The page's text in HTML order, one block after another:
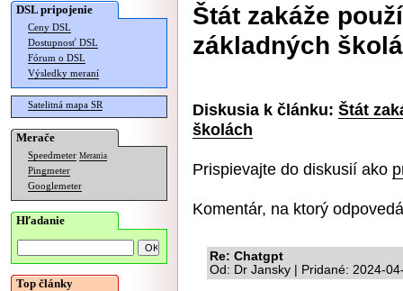
DSL pripojenie
Ceny DSL
Dostupnosť DSL
Fórum o DSL
Výsledky meraní
Satelitná mapa SR
Merače
Speedmeter Merania
Pingmeter
Googlemeter
Hľadanie
Top články
Štát zakáže
základných
Diskusia k článku: Štát
školách
Prispievajte do diskusií ako
Komentár, na ktorý
Re: Chatgpt
Od: Dr Jansky | Pridané: 2024-